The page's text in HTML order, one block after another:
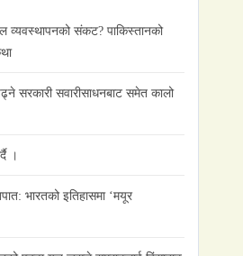
व्यवस्थापनको संकट? पाकिस्तानको
सरकारी सवारीसाधनबाट समेत कालो
।
भारतको इतिहासमा ‘मयूर